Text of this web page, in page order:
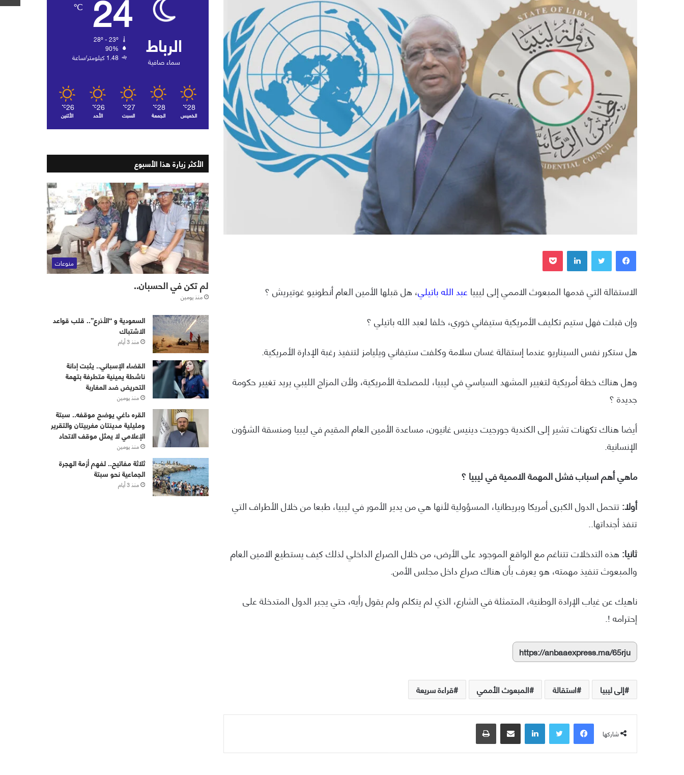
فيسبوك
الاستقالة التي قدمها المبعوث الاممي إلى ليييا عبد الله باتيلي، هل قبلها الأمين العام أنطونيو غوتيريش ؟
وإن قبلت فهل ستيم تكليف الأمريكية ستيفاني خوري، خلفا لعبد الله باتيلي ؟
هل ستكرر نفس السيناريو عندما إستقالة غسان سلامة وكلفت ستيفاني ويليامز لتنفيذ رغبة الإدارة الأمريكية.
وهل هناك خطة أمريكية لتغيير المشهد السياسي في ليبيا، للمصلحة الأمريكية، ولأن المزاج الليبي يريد تغيير حكومة
جديدة ؟
أيضا هناك تكهنات تشير إلى الكندية جورجيت دينيس غانيون، مساعدة الأمين العام المقيم في ليبيا ومنسقة الشؤون
الإنسانية.
ماهي أهم اسباب فشل المهمة الاممية في ليبيا ؟
أولا:تتحمل الدول الكبرى أمريكا وبريطانيا، المسؤولية لأنها هي من يدير الأمور في ليبيا، طبعا من خلال الأطراف التي
تنفذ أجنداتها..
ثانيا: هذه التدخلات تتناغم مع الواقع الموجود على الأرض، من خلال الصراع الداخلي لذلك كيف يستطيع الامين العام
والمبعوث تنفيذ مهمته، هو يعرف بأن هناك صراع داخل مجلس الأمن.
ناهيك عن غياب الإرادة الوطنية، المتمثلة في الشارع، الذي لم يتكلم ولم يقول رأيه، حتي يجبر الدول المتدخلة على
إحترامه !.
https://anbaaexpress.ma/65rju
إلى ليبيا استقالة المبعوث الأممي قراءة سريعة
شاركها
فيسبوك
الرباط
سماء صافية
℃
90%
1.48 كيلومتر/ساعة
28
℃
الخميس
28
℃
الجمعة
27
℃
السبت
26
℃
الأحد
26
℃
الأثنين
الأكثر زيارة هذا الأسبوع
منوعات
لم تكن في الحسبان..
منذ يومين
‏⁧‫السعودية‬⁩ و “الأذرع”.. قلب قواعد
الاشتباك
منذ 3 أيام
القضاء الإسباني.. يثبت إدانة
ناشطة يمينية متطرفة بتهمة
التحريض ضد المغاربة
منذ يومين
القره داغي يوضح موقفه.. سبتة
ومليلية مدينتان مغربيتان والتقرير
الإعلامي لا يمثل موقف الاتحاد
منذ يومين
ثلاثة مفاتيح.. لفهم أزمة الهجرة
الجماعية نحو سبتة
منذ 3 أيام